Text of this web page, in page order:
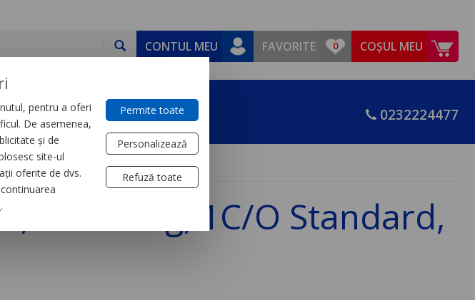
CONTUL MEU FAVORITE COȘUL MEU
CONTACT 0232224477
Zelio Rxg, 1C/O Standard,
pentru a oferi
De asemenea,
și de
site-ul
oferite de dvs.
.
Permite toate
Personalizează
Refuză toate